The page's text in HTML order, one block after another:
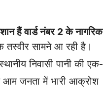
हैं वार्ड नंबर 2 के नागरिक
तस्वीर सामने आ रही है।
निवासी पानी की एक-
आम जनता में भारी आक्रोश